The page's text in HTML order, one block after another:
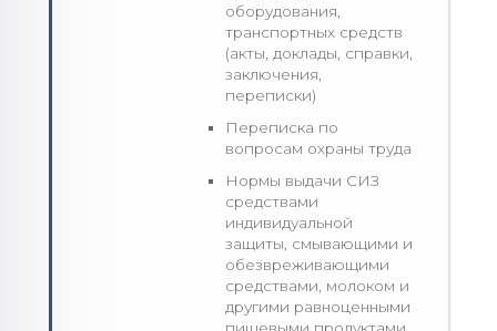
оборудования,
транспортных средств
(акты, доклады, справки,
заключения,
переписки)
Переписка по
вопросам охраны труда
Нормы выдачи СИЗ
средствами
индивидуальной
защиты, смывающими и
обезвреживающими
средствами, молоком и
другими равноценными